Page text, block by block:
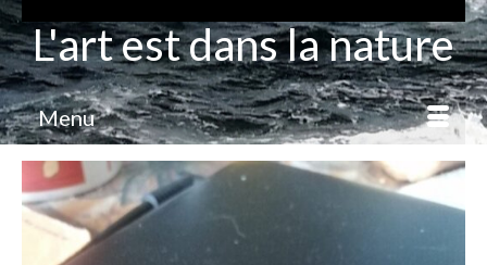
L'art est dans la nature
Menu